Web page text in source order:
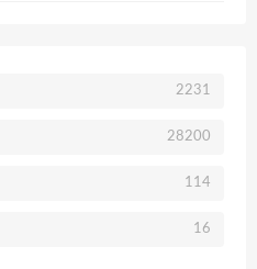
2231
28200
114
16